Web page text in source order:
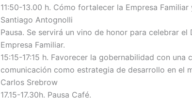
11:50-13.00 h. Cómo fortalecer la Empresa
Santiago Antognolli
Pausa. Se servirá un vino de honor para celebrar el
Empresa Familiar.
15:15-17:15 h. Favorecer la gobernabilidad con una
comunicación como estrategia de desarrollo en el
Carlos Srebrow
17.15-17.30h. Pausa Café.